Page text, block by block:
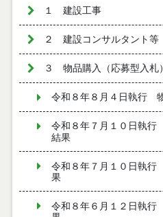
１ 建設工事
２ 建設コンサルタント等
３ 物品購入（応募型入札）
令和８年８月４日執行
令和８年７月１０日執行
結果
令和８年７月１０日執
果
令和８年６月１２日執